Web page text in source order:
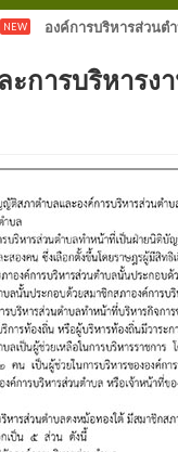
NEW องค์การบริหารส่วนต
ะการบริหารง